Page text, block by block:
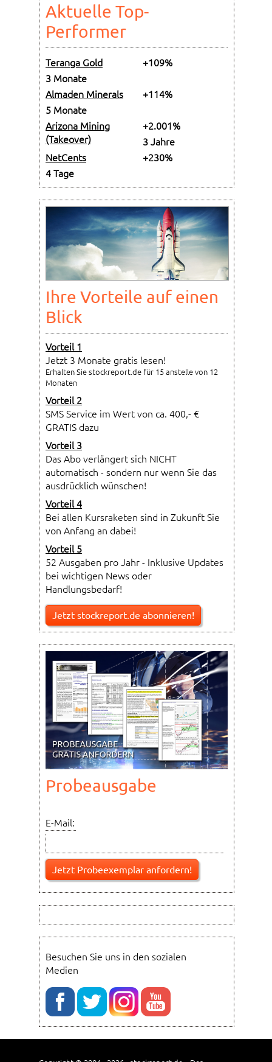
Aktuelle Top-
Performer
Teranga Gold
+109%
3 Monate
Almaden Minerals
+114%
5 Monate
Arizona Mining
(Takeover)
+2.001%
3 Jahre
NetCents
+230%
4 Tage
Ihre Vorteile auf einen
Blick
Vorteil 1
Jetzt 3 Monate gratis lesen!
Erhalten Sie stockreport.de für 15 anstelle von 12
Monaten
Vorteil 2
SMS Service im Wert von ca. 400,- €
GRATIS dazu
Vorteil 3
Das Abo verlängert sich NICHT
automatisch - sondern nur wenn Sie das
ausdrücklich wünschen!
Vorteil 4
Bei allen Kursraketen sind in Zukunft Sie
von Anfang an dabei!
Vorteil 5
52 Ausgaben pro Jahr - Inklusive Updates
bei wichtigen News oder
Handlungsbedarf!
Jetzt stockreport.de abonnieren!
Probeausgabe
E-Mail:
Besuchen Sie uns in den sozialen
Medien